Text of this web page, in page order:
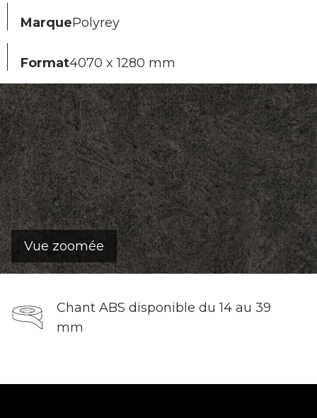
MarquePolyrey
Format4070 x 1280 mm
Vue zoomée
Chant ABS disponible du 14 au 39
mm